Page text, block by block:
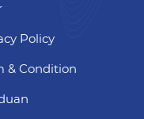
Policy
& Condition